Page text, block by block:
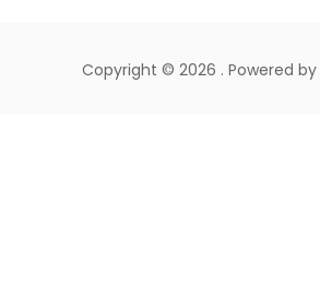
Copyright © 2026 . Powered by